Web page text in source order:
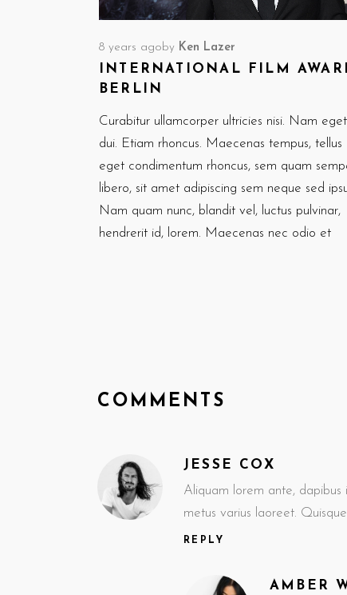
8 years agoby Ken Lazer
INTERNATIONAL FILM
BERLIN
Curabitur ullamcorper ultricies nisi. Nam eget
dui. Etiam rhoncus. Maecenas tempus, tellus
eget condimentum rhoncus, sem quam
libero, sit amet adipiscing sem neque sed
Nam quam nunc, blandit vel, luctus pulvinar,
hendrerit id, lorem. Maecenas nec odio et
COMMENTS
JESSE COX
Aliquam lorem ante, dapibus
metus varius laoreet.
REPLY
AMBER